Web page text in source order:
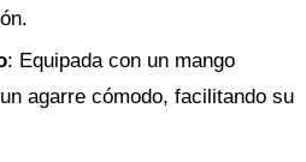
: Equipada con un mango
agarre cómodo, facilitando su